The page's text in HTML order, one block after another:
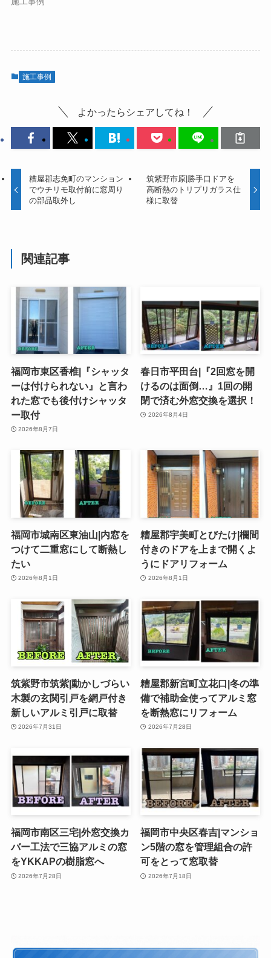
施工事例
よかったらシェアしてね！
糟屋郡志免町のマンション
でウチリモ取付前に窓周り
の部品取外し
筑紫野市原|勝手口ドアを
高断熱のトリプリガラス仕
様に取替
関連記事
福岡市東区香椎|『シャッタ
ーは付けられない』と言わ
れた窓でも後付けシャッタ
ー取付
2026年8月7日
春日市平田台|『2回窓を開
けるのは面倒…』1回の開
閉で済む外窓交換を選択！
2026年8月4日
福岡市城南区東油山|内窓を
つけて二重窓にして断熱し
たい
2026年8月1日
糟屋郡宇美町とびたけ|欄間
付きのドアを上まで開くよ
うにドアリフォーム
2026年8月1日
筑紫野市筑紫|動かしづらい
木製の玄関引戸を網戸付き
新しいアルミ引戸に取替
2026年7月31日
糟屋郡新宮町立花口|冬の準
備で補助金使ってアルミ窓
を断熱窓にリフォーム
2026年7月28日
福岡市南区三宅|外窓交換カ
バー工法で三協アルミの窓
をYKKAPの樹脂窓へ
2026年7月28日
福岡市中央区春吉|マンショ
ン5階の窓を管理組合の許
可をとって窓取替
2026年7月18日